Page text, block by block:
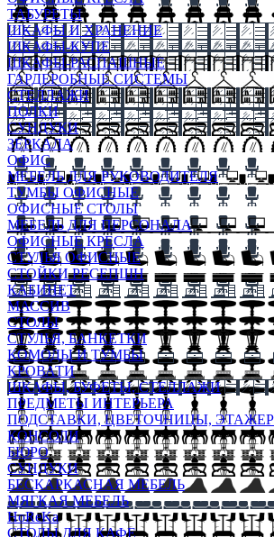
ТАБУРЕТЫ
ШКАФЫ И ХРАНЕНИЕ
ШКАФЫ-КУПЕ
ШКАФЫ-РАСПАШНЫЕ
ГАРДЕРОБНЫЕ СИСТЕМЫ
СТЕЛЛАЖИ
ПОЛКИ
СУНДУКИ
ЗЕРКАЛА
ОФИС
МЕБЕЛЬ ДЛЯ РУКОВОДИТЕЛЯ
ТУМБЫ ОФИСНЫЕ
ОФИСНЫЕ СТОЛЫ
МЕБЕЛЬ ДЛЯ ПЕРСОНАЛА
ОФИСНЫЕ КРЕСЛА
СТУЛЬЯ ОФИСНЫЕ
СТОЙКИ РЕСЕПШН
КАБИНЕТ
МАССИВ
СТОЛЫ
СТУЛЬЯ, БАНКЕТКИ
КОМОДЫ И ТУМБЫ
КРОВАТИ
ШКАФЫ, БУФЕТЫ, СТЕЛЛАЖИ
ПРЕДМЕТЫ ИНТЕРЬЕРА
ПОДСТАВКИ, ЦВЕТОЧНИЦЫ,
КОНСОЛИ
БЮРО
СУНДУКИ
БЕСКАРКАСНАЯ МЕБЕЛЬ
МЯГКАЯ МЕБЕЛЬ
HoReKa
СТОЛЫ ДЛЯ КАФЕ